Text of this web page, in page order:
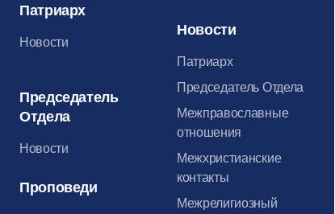
Патриарх
Новости
Председатель
Отдела
Новости
Проповеди
Новости
Патриарх
Председатель Отдела
Межправославные
отношения
Межхристианские
контакты
Межрелигиозный